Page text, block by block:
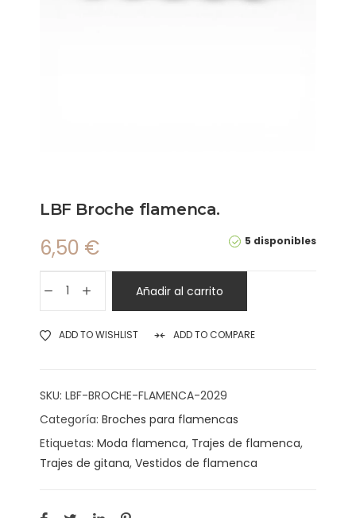
LBF Broche flamenca.
5 disponibles
6,50 €
Añadir al carrito
ADD TO WISHLIST ADD TO COMPARE
SKU: LBF-BROCHE-FLAMENCA-2029
Categoría: Broches para flamencas
Etiquetas: Moda flamenca, Trajes de flamenca,
Trajes de gitana, Vestidos de flamenca